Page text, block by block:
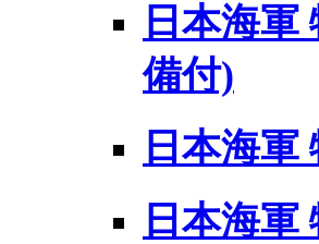
日本海軍
備付)
日本海軍
日本海軍